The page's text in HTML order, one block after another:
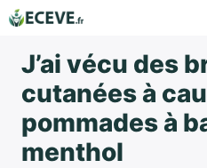
Aller
contenu
J’ai vécu des
cutanées à
pommades à
menthol